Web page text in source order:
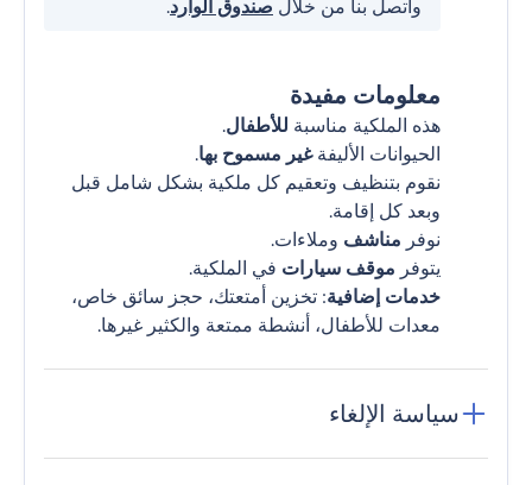
واتصل بنا من خلال صندوق الوارد.
معلومات مفيدة
هذه الملكية مناسبة للأطفال.
الحيوانات الأليفةغير مسموح بها.
نقوم بتنظيف وتعقيم كل ملكية بشكل شامل قبل
وبعد كل إقامة.
نوفر مناشف وملاءات.
يتوفر موقف سيارات في الملكية.
خدمات إضافية: تخزين أمتعتك، حجز سائق خاص،
معدات للأطفال، أنشطة ممتعة والكثير غيرها.
سياسة الإلغاء